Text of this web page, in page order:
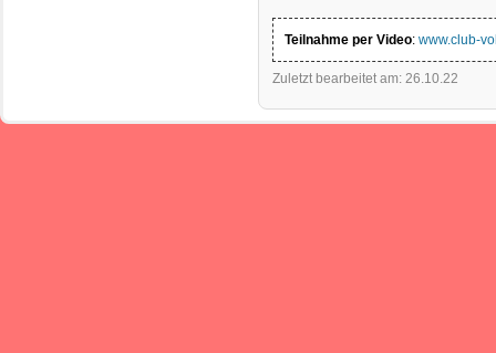
Teilnahme per Video:www.club-
Zuletzt bearbeitet am: 26.10.22